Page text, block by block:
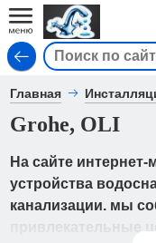
Главная
Grohe, OLI
На сайте
устройства
канализации. мы